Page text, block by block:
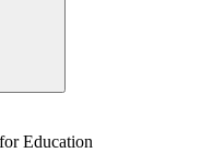
Education